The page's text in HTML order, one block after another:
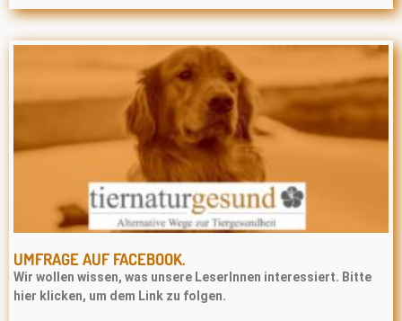
UMFRAGE AUF FACEBOOK.
Wir wollen wissen, was unsere LeserInnen interessiert. Bitte
hier klicken, um dem Link zu folgen.